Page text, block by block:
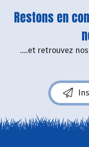
Restons en
....et retrouvez